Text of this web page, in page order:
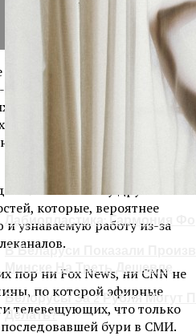
Лабиопластика: Гармония
В Беларуси Показали
Минске На Треть Дешевле
Белорусы За 2 Рубля Могут
Делать?
Fox News и CNN
однако из
громких новостей для
лица кабельных
и Дон Лемон — покинули
к списку других
которые, вероятнее
узнаваемую работу из-за
пор ни Fox News, ни CNN не
по которой эфирные
телевещующих, что только
бури в СМИ.